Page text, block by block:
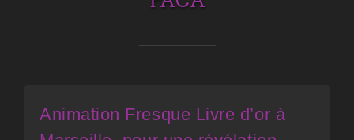
Animation Fresque Livre d’or à